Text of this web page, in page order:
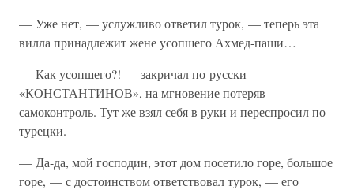
— Уже нет, — услужливо ответил турок, — теперь эта
вилла принадлежит жене усопшего Ахмед-паши…
— Как усопшего?! — закричал по-русски
«КОНСТАНТИНОВ», на мгновение потеряв
самоконтроль. Тут же взял себя в руки и переспросил по-
турецки.
— Да-да, мой господин, этот дом посетило горе, большое
горе, — с достоинством ответствовал турок, — его